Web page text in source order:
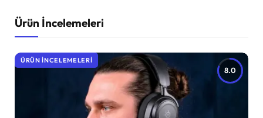
Ürün İncelemeleri
8.0
ÜRÜN İNCELEMELERI